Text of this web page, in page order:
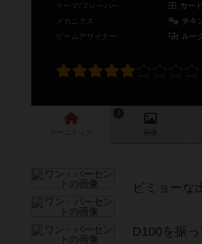
テーマ/フレーバー ：
カー
メカニクス
： チキ
ゲームデザイナー
： ルー
ゲーム 画像
ビミョーな
D100を振